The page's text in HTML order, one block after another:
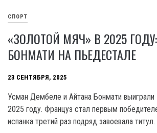
СПОРТ
«ЗОЛОТОЙ МЯЧ» В 2025
БОНМАТИ НА ПЬЕДЕСТАЛЕ
23 СЕНТЯБРЯ, 2025
Усман Дембеле и Айтана Бонмати выиграли
2025 году. Француз стал первым
испанка третий раз подряд завоевала титул.